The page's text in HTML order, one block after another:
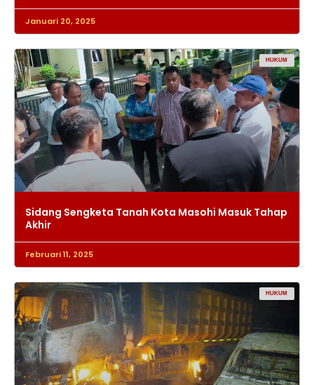
Januari 20, 2025
HUKUM
Sidang Sengketa Tanah Kota Masohi Masuk Tahap
Akhir
Februari 11, 2025
HUKUM